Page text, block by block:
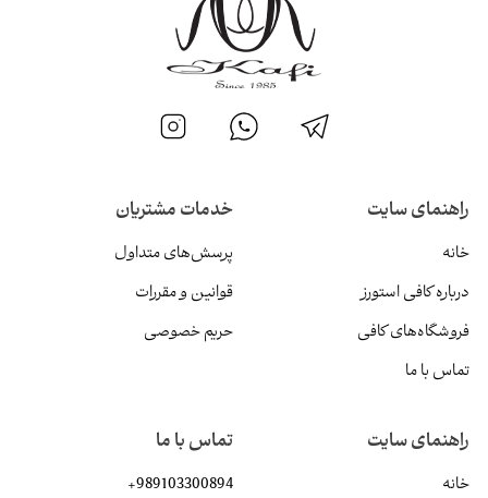
راهنمای سایت
خانه
درباره کافی استورز
فروشگاه‌های کافی
تماس با ما
خدمات مشتریان
پرسش‌های متداول
قوانین و مقررات
حریم خصوصی
راهنمای سایت
خانه
تماس با ما
+989103300894